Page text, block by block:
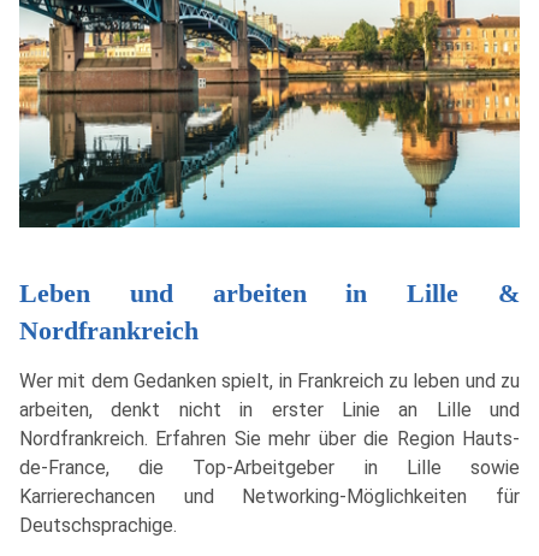
Leben und arbeiten in Lille &
Nordfrankreich
Wer mit dem Gedanken spielt, in Frankreich zu leben und zu
arbeiten, denkt nicht in erster Linie an Lille und
Nordfrankreich. Erfahren Sie mehr über die Region Hauts-
de-France, die Top-Arbeitgeber in Lille sowie
Karrierechancen und Networking-Möglichkeiten für
Deutschsprachige.